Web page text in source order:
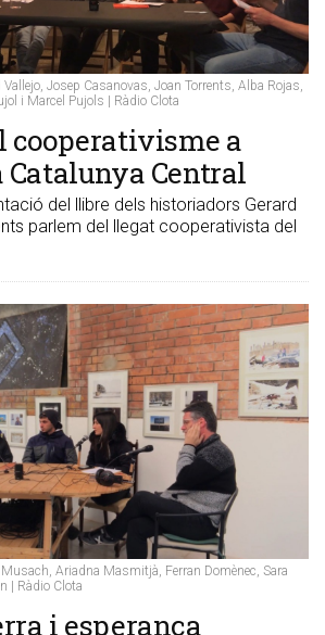
Vallejo, Josep Casanovas, Joan Torrents, Alba Rojas,
i Marcel Pujols | Ràdio Clota
cooperativisme a
Catalunya Central
del llibre dels historiadors Gerard
parlem del llegat cooperativista del
Ariadna Masmitjà, Ferran Domènec, Sara
| Ràdio Clota
i esperança